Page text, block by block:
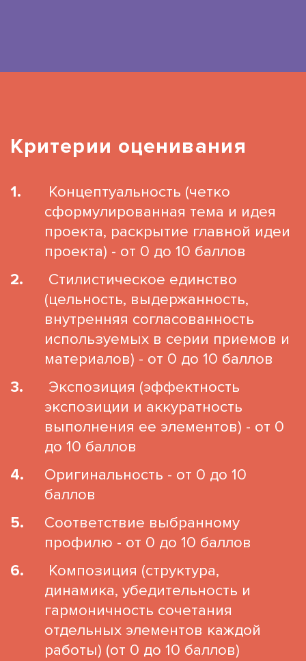
Критерии оценивания
Концептуальность (четко
сформулированная тема и идея
проекта, раскрытие главной идеи
проекта) - от 0 до 10 баллов
Стилистическое единство
(цельность, выдержанность,
внутренняя согласованность
используемых в серии приемов и
материалов) - от 0 до 10 баллов
Экспозиция (эффектность
экспозиции и аккуратность
выполнения ее элементов) - от 0
до 10 баллов
Оригинальность - от 0 до 10
баллов
Соответствие выбранному
профилю - от 0 до 10 баллов
Композиция (структура,
динамика, убедительность и
гармоничность сочетания
отдельных элементов каждой
работы) (от 0 до 10 баллов)